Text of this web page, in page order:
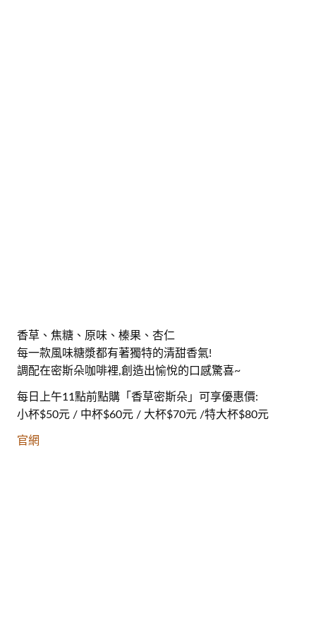
香草、焦糖、原味、榛果、杏仁
每一款風味糖漿都有著獨特的清甜香氣!
調配在密斯朵咖啡裡,創造出愉悅的口感驚喜~
每日上午11點前點購「香草密斯朵」可享優惠價:
小杯$50元 / 中杯$60元 / 大杯$70元 /特大杯$80元
官網